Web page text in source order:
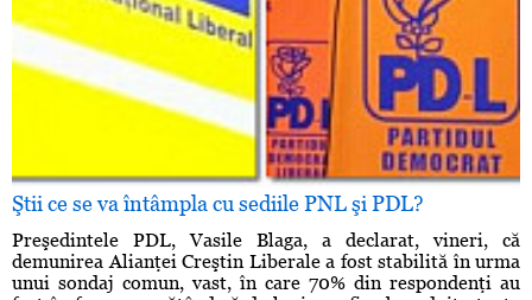
Ştii ce se va întâmpla cu sediile PNL şi PDL?
Preşedintele PDL, Vasile Blaga, a declarat, vineri, că
demunirea Alianţei Creştin Liberale a fost stabilită în urma
unui sondaj comun, vast, în care 70% din respondenţi au